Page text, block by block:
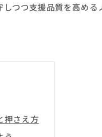
つつ支援品質を高め
押さえ方